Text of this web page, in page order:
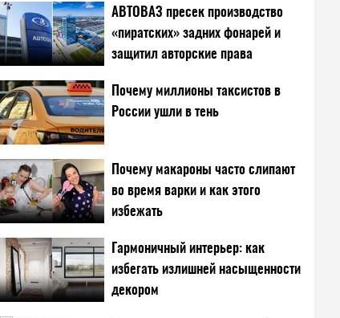
АВТОВАЗ пресек производство
«пиратских» задних фонарей и
защитил авторские права
Почему миллионы таксистов в
России ушли в тень
Почему макароны часто слипают
во время варки и как этого
избежать
Гармоничный интерьер: как
избегать излишней насыщенности
декором